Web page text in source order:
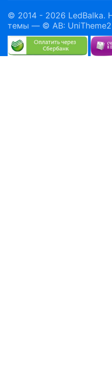
© 2014 - 2026 LedBalka.
темы — © AB: UniTheme2